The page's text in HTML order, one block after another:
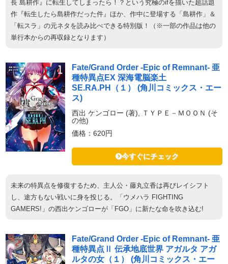
長 島耕作』に転生してしまったら！？という究極のifを描いた超話題
作『転生したら島耕作だった件』ほか、作中に登場する「島耕作」＆
「転スラ」の元ネタを読み比べできる特別版！（※一部の作品は他の
単行本からの再収録となります）
Fate/Grand Order -Epic of Remnant- 亜
種特異点EX 深海電脳楽土
SE.RA.PH（１） (角川コミックス・エー
ス)
西出 ケンゴロー (著), ＴＹＰＥ－ＭＯＯＮ (そ
の他)
価格：620円
今すぐにチェック
未来の特異点を修復するため、主人公・藤丸立香は再びレイシフト
し、途方もない戦いに身を投じる。「ウメハラ FIGHTING
GAMERS!」の西出ケンゴローが「FGO」に新たな命を吹き込む!
Fate/Grand Order -Epic of Remnant- 亜
種特異点Ⅱ 伝承地底世界 アガルタ アガ
ルタの女（１） (角川コミックス・エー